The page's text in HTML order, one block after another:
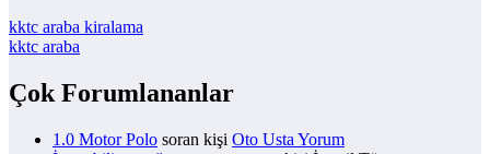
kktc araba kiralama
kktc araba
Çok Forumlananlar
1.0 Motor Polo soran kişi Oto Usta Yorum